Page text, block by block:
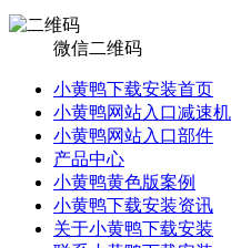
微信二维码
小黄鸭下载安装首页
小黄鸭网站入口减速机
小黄鸭网站入口部件
产品中心
小黄鸭黄色版案例
小黄鸭下载安装资讯
关于小黄鸭下载安装